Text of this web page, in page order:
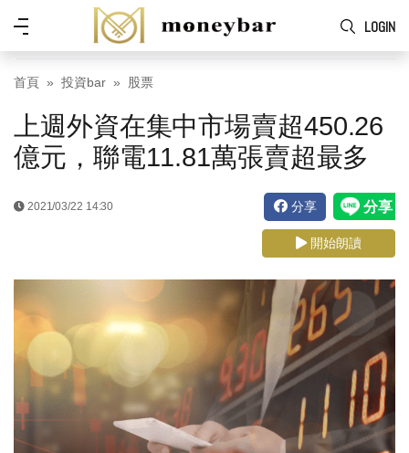
Skip to main content
LOGIN
功
能
表
首頁 投資bar 股票
上週外資在集中市場賣超450.26
億元，聯電11.81萬張賣超最多
2021/03/22 14:30 分享
開始朗讀